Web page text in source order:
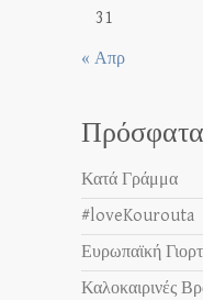
31
« Απρ
Κατά Γράμμα
#loveKourouta
Ευρωπαϊκή
Καλοκαιρινές